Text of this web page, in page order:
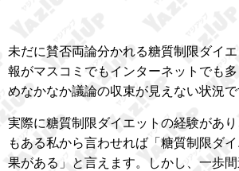
未だに賛否両論分かれる糖質制限ダイ
報がマスコミでもインターネットでも
めなかなか議論の収束が見えない状況で
実際に糖質制限ダイエットの経験があ
もある私から言わせれば「糖質制限ダ
果がある」と言えます。しかし、一歩